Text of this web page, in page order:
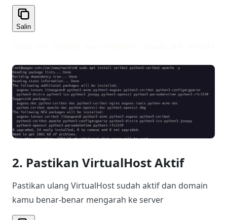
Salin
2. Pastikan VirtualHost Aktif
Pastikan ulang VirtualHost sudah aktif dan domain
kamu benar-benar mengarah ke server